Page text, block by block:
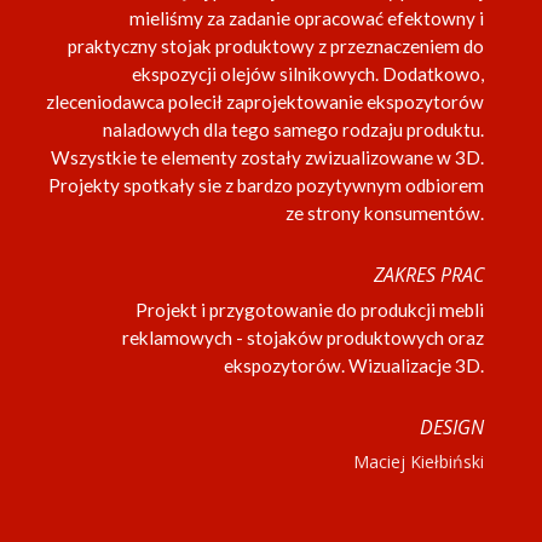
mieliśmy za zadanie opracować efektowny i
praktyczny stojak produktowy z przeznaczeniem do
ekspozycji olejów silnikowych. Dodatkowo,
zleceniodawca polecił zaprojektowanie ekspozytorów
naladowych dla tego samego rodzaju produktu.
Wszystkie te elementy zostały zwizualizowane w 3D.
Projekty spotkały sie z bardzo pozytywnym odbiorem
ze strony konsumentów.
ZAKRES PRAC
Projekt i przygotowanie do produkcji mebli
reklamowych - stojaków produktowych oraz
ekspozytorów. Wizualizacje 3D.
DESIGN
Maciej Kiełbiński